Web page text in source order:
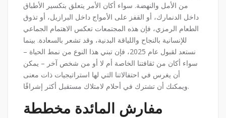
من الأمل والنهضة. سواء أكان الأمر يتعلق بتكسير الأطباق
داخل الدنمارك، أو القفز على الأمواج داخل البرازيل، أو تذوق
الطعام الرمزي، فإن هذه المجتمعات تعكس الاهتمام الجماعي
للإنسانية بالنجاح واللياقة البدنية، وقد تشعر بالسعادة. بينما
نستعد لقبول عام 2025، فإن تبني هذا النوع من نمط الحياة –
سواء أكان من ثقافتنا الخاصة أم لا أو من شخص آخر – يمكن
أن يغرس في احتفالاتنا التي لها استراتيجيات ذات معنى
ويمكنك أن تشترك في أحلام لامتلاك مستقبل أكثر إشراقًا.
مفارش المائدة مخططة